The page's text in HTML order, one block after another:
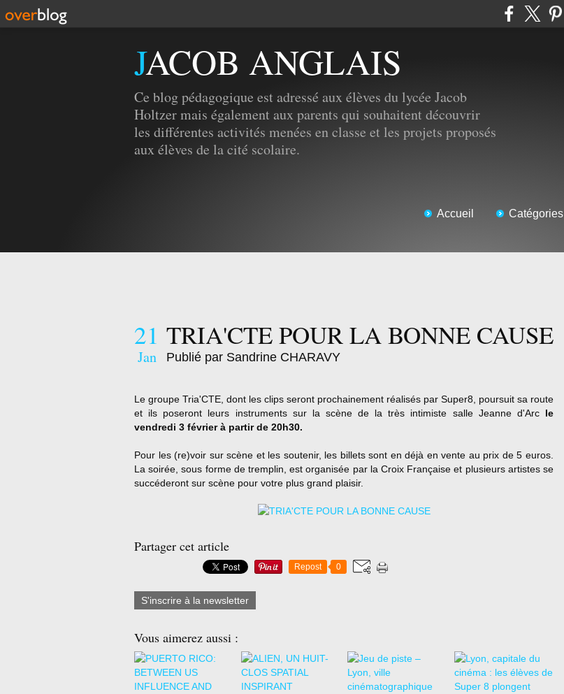
JACOB ANGLAIS
Ce blog pédagogique est adressé aux élèves du lycée Jacob
Holtzer mais également aux parents qui souhaitent découvrir
les différentes activités menées en classe et les projets proposés
aux élèves de la cité scolaire.
Accueil Catégories
21
Jan
TRIA'CTE POUR LA BONNE CAUSE
Publié par Sandrine CHARAVY
Le groupe Tria'CTE, dont les clips seront prochainement réalisés par Super8, poursuit sa route
et ils poseront leurs instruments sur la scène de la très intimiste salle Jeanne d'Arc le
vendredi 3 février à partir de 20h30.
Pour les (re)voir sur scène et les soutenir, les billets sont en déjà en vente au prix de 5 euros.
La soirée, sous forme de tremplin, est organisée par la Croix Française et plusieurs artistes se
succéderont sur scène pour votre plus grand plaisir.
Partager cet article
Repost 0
S'inscrire à la newsletter
Vous aimerez aussi :